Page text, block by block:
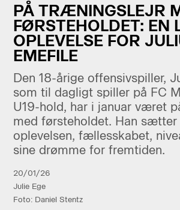
PÅ TRÆNINGSLEJR
FØRSTEHOLDET: EN
OPLEVELSE FOR
EMEFILE
Den 18-årige offensivspiller,
som til dagligt spiller på FC
U19-hold, har i januar været
med førsteholdet. Han sætter
oplevelsen, fællesskabet,
sine drømme for fremtiden.
20/01/26
Julie Ege
Foto: Daniel Stentz